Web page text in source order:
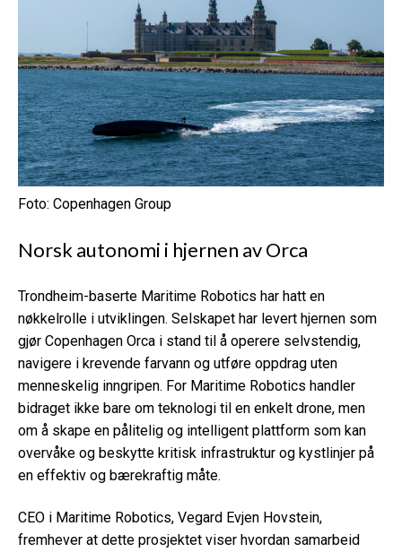
Foto: Copenhagen Group
Norsk autonomi i hjernen av Orca
Trondheim-baserte Maritime Robotics har hatt en
nøkkelrolle i utviklingen. Selskapet har levert hjernen som
gjør Copenhagen Orca i stand til å operere selvstendig,
navigere i krevende farvann og utføre oppdrag uten
menneskelig inngripen. For Maritime Robotics handler
bidraget ikke bare om teknologi til en enkelt drone, men
om å skape en pålitelig og intelligent plattform som kan
overvåke og beskytte kritisk infrastruktur og kystlinjer på
en effektiv og bærekraftig måte.
CEO i Maritime Robotics, Vegard Evjen Hovstein,
fremhever at dette prosjektet viser hvordan samarbeid